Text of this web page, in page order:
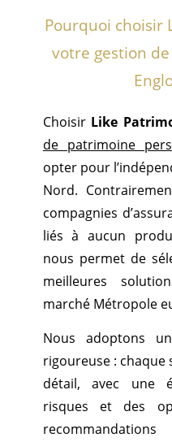
Pourquoi choisir
votre gestion
Choisir Like
de patrimoine
opter pour
Nord.
compagnies
liés à aucun
nous permet de
meilleures
marché Métropole
Nous adoptons
rigoureuse : chaque
détail, avec une
risques et des